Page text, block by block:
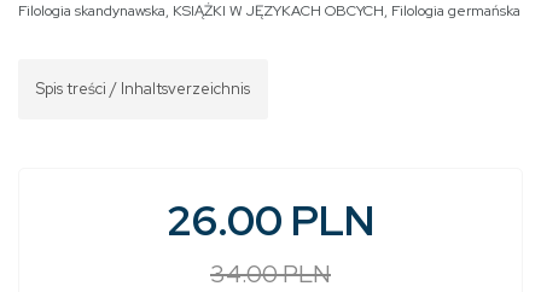
Filologia skandynawska, KSIĄŻKI W JĘZYKACH OBCYCH, Filologia germańska
Spis treści / Inhaltsverzeichnis
26.00 PLN
34.00 PLN